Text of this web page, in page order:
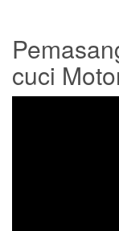
cuci